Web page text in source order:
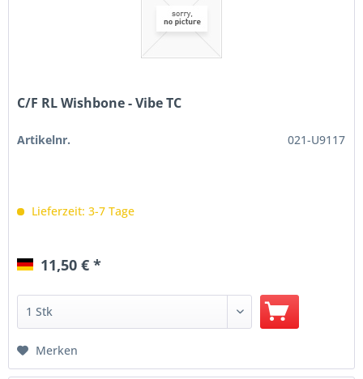
C/F RL Wishbone - Vibe TC
Artikelnr. 021-U9117
Lieferzeit: 3-7 Tage
11,50 € *
Merken